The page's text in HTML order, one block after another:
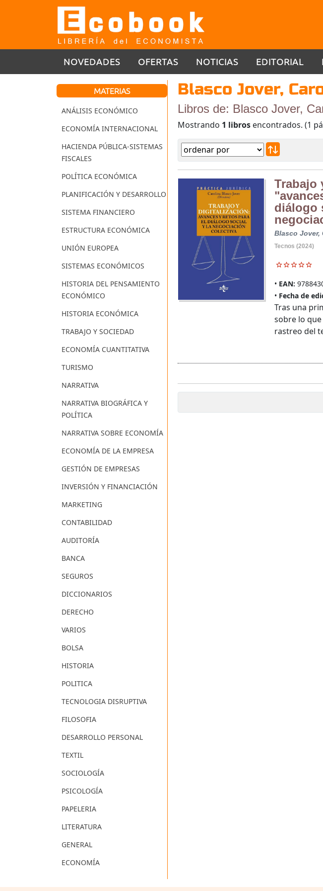
NOVEDADES OFERTAS NOTICIAS EDITORIAL
MATERIAS
ANÁLISIS ECONÓMICO
ECONOMÍA INTERNACIONAL
HACIENDA PÚBLICA-SISTEMAS
FISCALES
POLÍTICA ECONÓMICA
PLANIFICACIÓN Y DESARROLLO
SISTEMA FINANCIERO
ESTRUCTURA ECONÓMICA
UNIÓN EUROPEA
SISTEMAS ECONÓMICOS
HISTORIA DEL PENSAMIENTO
ECONÓMICO
HISTORIA ECONÓMICA
TRABAJO Y SOCIEDAD
ECONOMÍA CUANTITATIVA
TURISMO
NARRATIVA
NARRATIVA BIOGRÁFICA Y
POLÍTICA
NARRATIVA SOBRE ECONOMÍA
ECONOMÍA DE LA EMPRESA
GESTIÓN DE EMPRESAS
INVERSIÓN Y FINANCIACIÓN
MARKETING
CONTABILIDAD
AUDITORÍA
BANCA
SEGUROS
DICCIONARIOS
DERECHO
VARIOS
BOLSA
HISTORIA
POLITICA
TECNOLOGIA DISRUPTIVA
FILOSOFIA
DESARROLLO PERSONAL
TEXTIL
SOCIOLOGÍA
PSICOLOGÍA
PAPELERIA
LITERATURA
GENERAL
ECONOMÍA
Blasco Jover,
Libros de: Blasco Jover,
Mostrando 1 libros encontrados. (1
Trabajo
diálogo
Blasco Jover,
Tecnos (2024)
EAN:
Fecha de
Tras una
sobre lo
rastreo del